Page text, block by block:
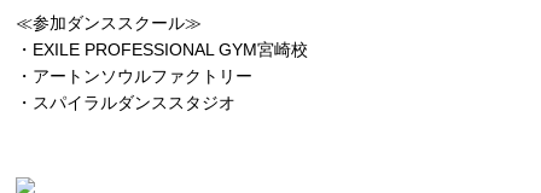
≪参加ダンススクール≫
・EXILE PROFESSIONAL GYM宮崎校
・アートンソウルファクトリー
・スパイラルダンススタジオ